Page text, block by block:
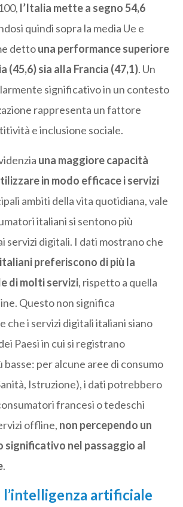
l’Italia mette a segno 54,6
quindi sopra la media Ue e
dettouna performance superiore
(45,6) sia alla Francia (47,1). Un
significativo in un contesto
rappresenta un fattore
e inclusione sociale.
una maggiore capacità
in modo efficace i servizi
ambiti della vita quotidiana, vale
italiani si sentono più
servizi digitali. I dati mostrano che
preferiscono di più la
di molti servizi, rispetto a quella
Questo non significa
che i servizi digitali italiani siano
Paesi in cui si registrano
per alcune aree di consumo
Istruzione), i dati potrebbero
francesi o tedeschi
offline, non percependo un
significativo nel passaggio al
.
l’intelligenza artificiale